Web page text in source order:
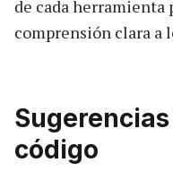
de cada herramienta
comprensión clara a
código